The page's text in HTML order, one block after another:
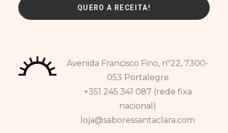
Avenida Francisco Fino, nº22, 7300-
053 Portalegre
+351 245 341 087 (rede fixa
nacional)
loja@saboressantaclara.com